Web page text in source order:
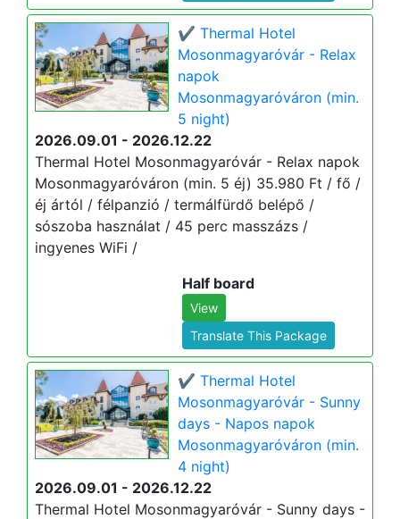
✔️ Thermal Hotel
Mosonmagyaróvár - Relax
napok
Mosonmagyaróváron (min.
5 night)
2026.09.01 - 2026.12.22
Thermal Hotel Mosonmagyaróvár - Relax napok
Mosonmagyaróváron (min. 5 éj) 35.980 Ft / fő /
éj ártól / félpanzió / termálfürdő belépő /
sószoba használat / 45 perc masszázs /
ingyenes WiFi /
Half board
View
Translate This Package
✔️ Thermal Hotel
Mosonmagyaróvár - Sunny
days - Napos napok
Mosonmagyaróváron (min.
4 night)
2026.09.01 - 2026.12.22
Thermal Hotel Mosonmagyaróvár - Sunny days -